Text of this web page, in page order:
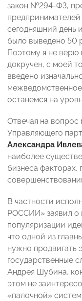
закон №294-ФЗ,
сегодняшний день
было выведено 50
Поэтому я не верю
докручен, с моей
введено
останемся на
Отвечая на
Управляющего
Александра
наиболее
бизнеса факторах,
В частности
РОССИИ» заявил о
популяризации
что одной из
нужно продвигать
государственные
Андрея Шубина,
этом не
«палочной»